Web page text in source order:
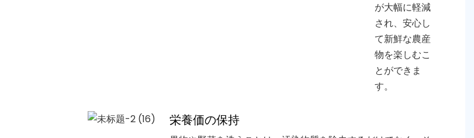
が大幅に軽減
され、安心し
て新鮮な農産
物を楽しむこ
とができま
す。
栄養価の保持